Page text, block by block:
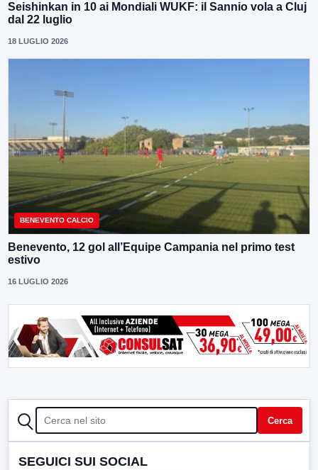
Seishinkan in 10 ai Mondiali WUKF: il Sannio vola a Cluj
dal 22 luglio
18 LUGLIO 2026
BENEVENTO CALCIO
Benevento, 12 gol all’Equipe Campania nel primo test
estivo
16 LUGLIO 2026
CERCA Cerca
SEGUICI SUI SOCIAL